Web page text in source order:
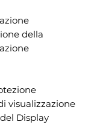
della
visualizzazione
Display